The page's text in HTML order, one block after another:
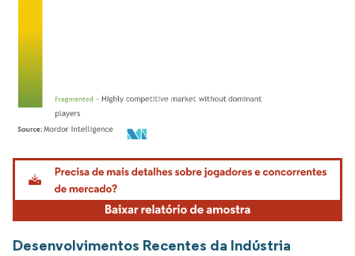
Imagem © Mordor Intelligence. O reuso requer atribuição conforme CC BY 4.0.
Desenvolvimentos Recentes da Indústria